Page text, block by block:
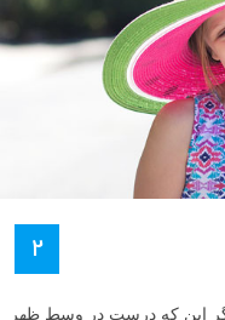
۲
این که درست در وسط ظهر